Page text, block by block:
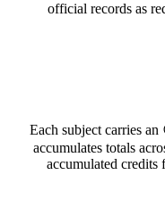
official records as
Each subject carries
accumulates totals
accumulated